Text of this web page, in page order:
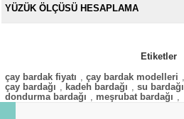
YÜZÜK ÖLÇÜSÜ HESAPLAMA
Etiketler
çay bardak fiyatı
çay bardak modelleri
çay bardağı
kadeh bardağı su bardağı
dondurma bardağı
meşrubat bardağı